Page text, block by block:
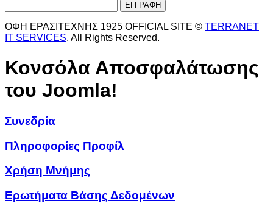
ΟΦΗ ΕΡΑΣΙΤΕΧΝΗΣ 1925 OFFICIAL SITE © TERRANET
IT SERVICES. All Rights Reserved.
Κονσόλα Αποσφαλάτωσης
του Joomla!
Συνεδρία
Πληροφορίες Προφίλ
Χρήση Μνήμης
Ερωτήματα Βάσης Δεδομένων